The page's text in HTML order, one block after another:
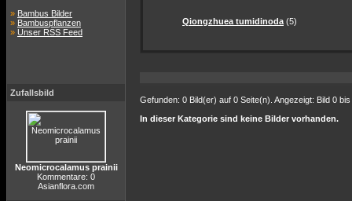
» Bambus Bilder
» Bambuspflanzen
» Unser RSS Feed
Zufallsbild
Neomicrocalamus prainii
Kommentare: 0
Asianflora.com
Qiongzhuea tumidinoda (5)
Gefunden: 0 Bild(er) auf 0 Seite(n). Angezeigt: Bild 0 bis
In dieser Kategorie sind keine Bilder vorhanden.